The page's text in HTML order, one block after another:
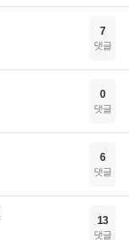
7
댓글
0
댓글
6
댓글
13
댓글